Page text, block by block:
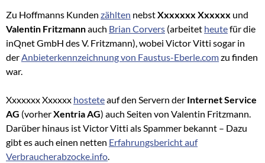
Zu Hoffmanns Kunden zählten nebstXxxxxxx Xxxxxx und
Valentin Fritzmannauch Brian Corvers (arbeitet heutefür die
inQnet GmbH des V. Fritzmann), wobei Victor Vitti sogar in
derAnbieterkennzeichnung von Faustus-Eberle.comzu finden
war.
Xxxxxxx Xxxxxx hosteteauf den Servern der Internet Service
AG (vorherXentria AG) auch Seiten von Valentin Fritzmann.
Darüber hinaus ist Victor Vitti als Spammer bekannt – Dazu
gibt es auch einen netten Erfahrungsbericht auf
Verbraucherabzocke.info.